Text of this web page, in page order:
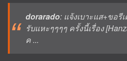
dorarado: แจ้งเบาะแส+ขอรี
รับแหะๆๆๆๆ ครั้งนี้เรื่อง
ค ...